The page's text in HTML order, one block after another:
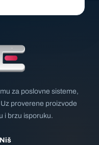
za poslovne sisteme,
proverene proizvode
i brzu isporuku.